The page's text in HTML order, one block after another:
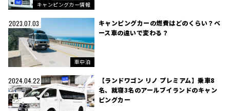
キャンピングカー情報
2023.07.03
車中泊
キャンピングカーの燃費はどのくらい？ベ
ース車の違いで変わる？
2024.04.22
【ランドワゴン リノ プレミアム】乗車8
名、就寝3名のアールブイランドのキャン
ピングカー